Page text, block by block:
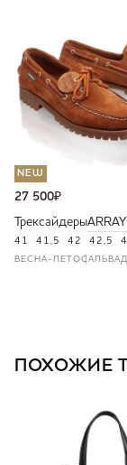
NEW
27 500₽
ТрексайдерыARRAY
41 41,5 42 42,5
ВЕСНА-ЛЕТО
ПОХОЖИЕ